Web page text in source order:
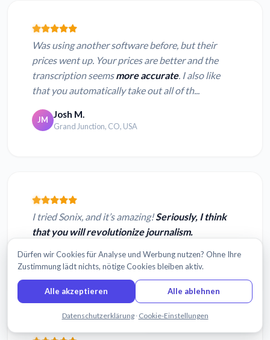
Was using another software before, but their
prices went up. Your prices are better and the
transcription seemsmore accurate. I also like
that you automatically take out all of th...
JM Josh M.
Grand Junction, CO, USA
I tried Sonix, and it’s amazing!Seriously, I think
that you will revolutionize journalism.
Caroline B.
Denver, CO USA
Chatten Sie mit uns
Dürfen wir Cookies für Analyse und Werbung nutzen? Ohne Ihre
Zustimmung lädt nichts, nötige Cookies bleiben aktiv.
Alle akzeptieren Alle ablehnen
Datenschutzerklärung · Cookie-Einstellungen